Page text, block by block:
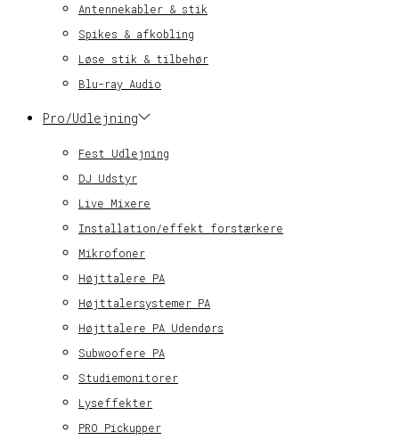
Antennekabler & stik
Spikes & afkobling
Løse stik & tilbehør
Blu-ray Audio
Pro/Udlejning
Fest Udlejning
DJ Udstyr
Live Mixere
Installation/effekt forstærkere
Mikrofoner
Højttalere PA
Højttalersystemer PA
Højttalere PA Udendørs
Subwoofere PA
Studiemonitorer
Lyseffekter
PRO Pickupper